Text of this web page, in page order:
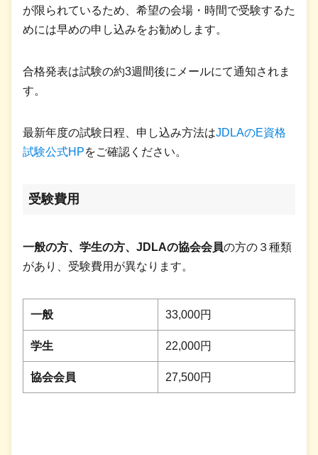
が限られているため、希望の会場・時間で受験するた
めには早めの申し込みをお勧めします。
合格発表は試験の約3週間後にメールにて通知されま
す。
最新年度の試験日程、申し込み方法はJDLAのE資格
試験公式HPをご確認ください。
受験費用
一般の方、学生の方、JDLAの協会会員の方の３種類
があり、受験費用が異なります。
一般 33,000円
学生 22,000円
協会会員 27,500円